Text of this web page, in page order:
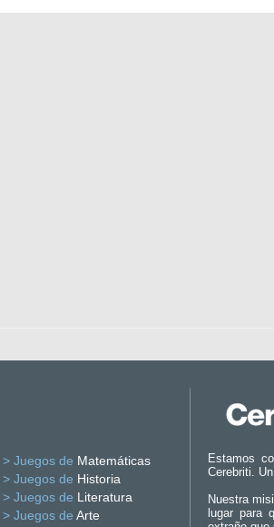
> Juegos de Matemáticas
> Juegos de Historia
> Juegos de Literatura
> Juegos de Arte
Estamos
Cerebriti.
Nuestra
lugar para